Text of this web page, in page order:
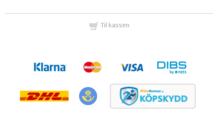
Til kassen